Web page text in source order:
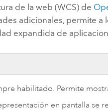
de la web (WCS) de
adicionales, permite a
expandida de
habilitado. Permite
en pantalla se